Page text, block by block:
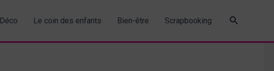
Le coin des enfants Bien-être Scrapbooking